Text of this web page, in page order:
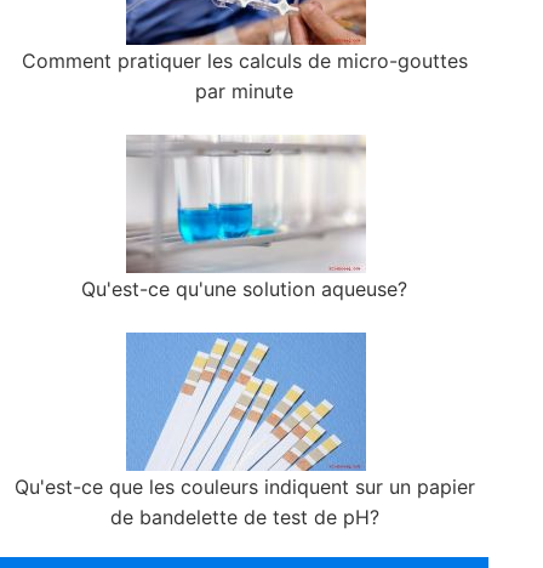
Comment pratiquer les calculs de micro-gouttes
par minute
Qu'est-ce qu'une solution aqueuse?
Qu'est-ce que les couleurs indiquent sur un papier
de bandelette de test de pH?